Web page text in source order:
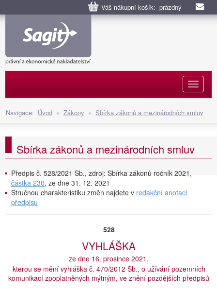
Váš nákupní košík: prázdný
Navigace: Úvod » Zákony » Sbírka zákonů a mezinárodních smluv
Sbírka zákonů a mezinárodních smluv
Předpis č. 528/2021 Sb., zdroj: Sbírka zákonů ročník 2021,
částka 230, ze dne 31. 12. 2021
Stručnou charakteristiku změn najdete v redakční anotaci
předpisu
528
VYHLÁŠKA
ze dne 16. prosince 2021,
kterou se mění vyhláška č. 470/2012 Sb., o užívání pozemních
komunikací zpoplatněných mýtným, ve znění pozdějších předpisů